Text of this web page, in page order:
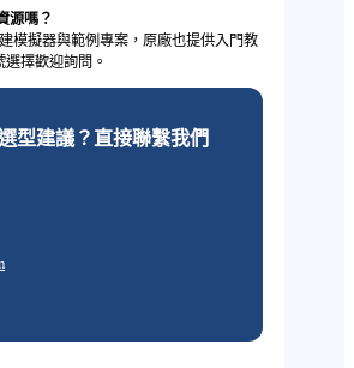
源嗎？
模擬器與範例專案，原廠也提供入門教
擇歡迎詢問。
型建議？直接聯繫我們